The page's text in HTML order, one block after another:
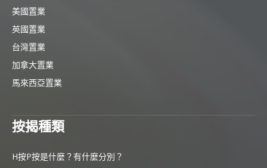
美國置業
英國置業
台灣置業
加拿大置業
馬來西亞置業
按揭種類
H按P按是什麼？有什麼分別？